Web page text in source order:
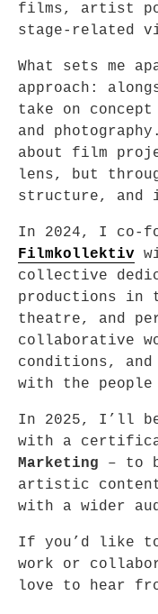
films, artist
stage-related
What sets me
approach:
take on
and
about film
lens, but
structure, and
In 2024, I co-
Filmkollektiv
collective
productions in
theatre, and
collaborative
conditions, and
with the
In 2025, I’ll
with a
Marketing – to
artistic content
with a wider
If you’d like to
work or
love to hear